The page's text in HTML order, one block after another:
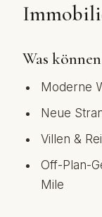
Was
Moderne
Neue
Villen &
Off-Plan-
Mile